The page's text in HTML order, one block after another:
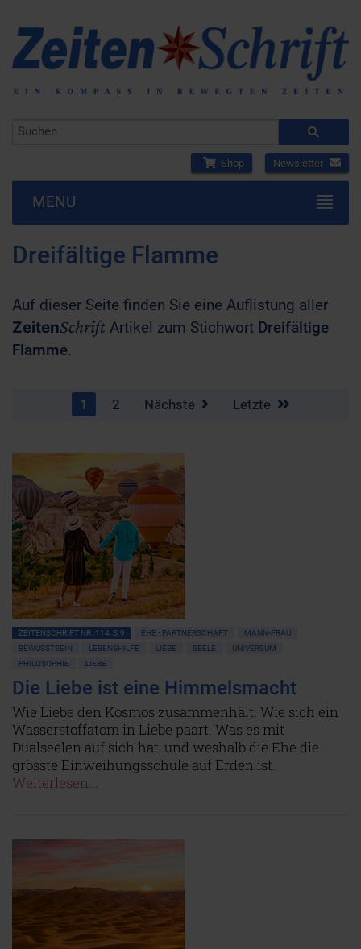
Shop Newsletter
MENU
Dreifältige Flamme
Auf dieser Seite finden Sie eine Auflistung aller
ZeitenSchrift Artikel zum Stichwort Dreifältige
Flamme.
1 2 Nächste Letzte
ZEITENSCHRIFT NR. 114, S.9 EHE • PARTNERSCHAFT
MANN-FRAU
BEWUSSTSEIN
LEBENSHILFE LIEBE SEELE
UNIVERSUM
PHILOSOPHIE
LIEBE
Die Liebe ist eine Himmelsmacht
Wie Liebe den Kosmos zusammenhält. Wie sich ein
Wasserstoffatom in Liebe paart. Was es mit
Dualseelen auf sich hat, und weshalb die Ehe die
grösste Einweihungsschule auf Erden ist.
Weiterlesen...